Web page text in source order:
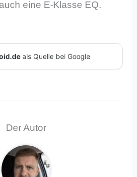
eine E-Klasse EQ.
als Quelle bei Google
Der Autor